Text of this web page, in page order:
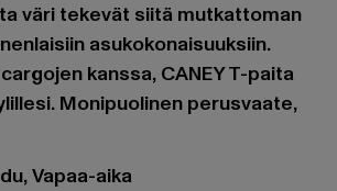
väri tekevät siitä mutkattoman
asukokonaisuuksiin.
kanssa, CANEY T-paita
Monipuolinen perusvaate,
Vapaa-aika